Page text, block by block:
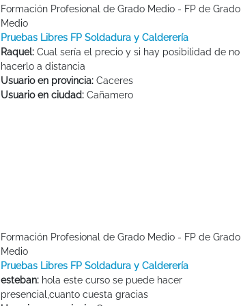
Formación Profesional de Grado Medio - FP de Grado
Medio
Pruebas Libres FP Soldadura y Calderería
Raquel: Cual sería el precio y si hay posibilidad de no
hacerlo a distancia
Usuario en provincia: Caceres
Usuario en ciudad: Cañamero
Formación Profesional de Grado Medio - FP de Grado
Medio
Pruebas Libres FP Soldadura y Calderería
esteban: hola este curso se puede hacer
presencial,cuanto cuesta gracias